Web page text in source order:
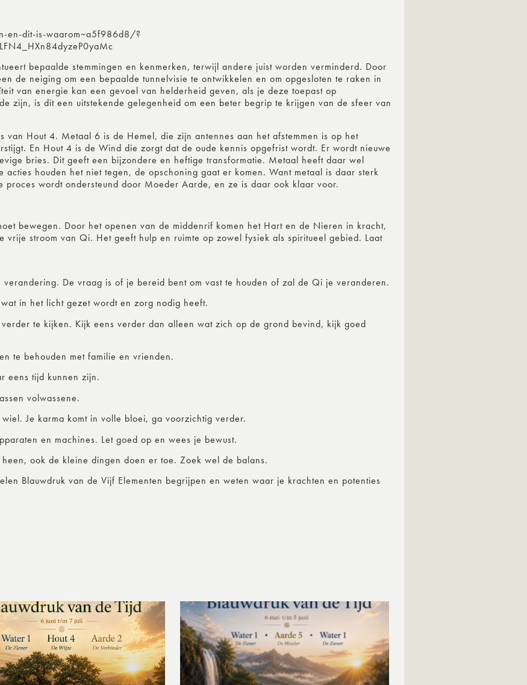
en-dit-is-waarom~a5f986d8/?
bepaalde stemmingen en kenmerken, terwijl andere juist worden verminderd. Door
de neiging om een bepaalde tunnelvisie te ontwikkelen en om opgesloten te raken in
van energie kan een gevoel van helderheid geven, als je deze toepast op
zijn, is dit een uitstekende gelegenheid om een beter begrip te krijgen van de sfeer van
Hout 4. Metaal 6 is de Hemel, die zijn antennes aan het afstemmen is op het
En Hout 4 is de Wind die zorgt dat de oude kennis opgefrist wordt. Er wordt nieuwe
bries. Dit geeft een bijzondere en heftige transformatie. Metaal heeft daar wel
houden het niet tegen, de opschoning gaat er komen. Want metaal is daar sterk
wordt ondersteund door Moeder Aarde, en ze is daar ook klaar voor.
bewegen. Door het openen van de middenrif komen het Hart en de Nieren in kracht,
stroom van Qi. Het geeft hulp en ruimte op zowel fysiek als spiritueel gebied. Laat
De vraag is of je bereid bent om vast te houden of zal de Qi je veranderen.
in het licht gezet wordt en zorg nodig heeft.
te kijken. Kijk eens verder dan alleen wat zich op de grond bevind, kijk goed
te behouden met familie en vrienden.
eens tijd kunnen zijn.
volwassene.
Je karma komt in volle bloei, ga voorzichtig verder.
en machines. Let goed op en wees je bewust.
ook de kleine dingen doen er toe. Zoek wel de balans.
Blauwdruk van de Vijf Elementen begrijpen en weten waar je krachten en potenties